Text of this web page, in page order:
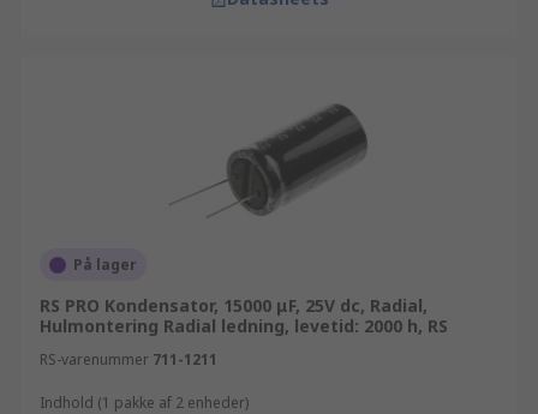
På lager
RS PRO Kondensator, 15000 μF, 25V dc, Radial,
Hulmontering Radial ledning, levetid: 2000 h, RS
RS-varenummer 711-1211
Indhold (1 pakke af 2 enheder)